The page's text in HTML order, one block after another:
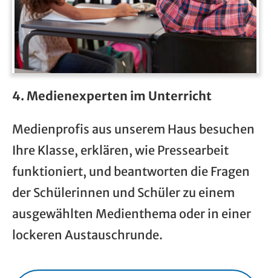
4. Medienexperten im Unterricht
Medienprofis aus unserem Haus besuchen
Ihre Klasse, erklären, wie Pressearbeit
funktioniert, und beantworten die Fragen
der Schülerinnen und Schüler zu einem
ausgewählten Medienthema oder in einer
lockeren Austauschrunde.